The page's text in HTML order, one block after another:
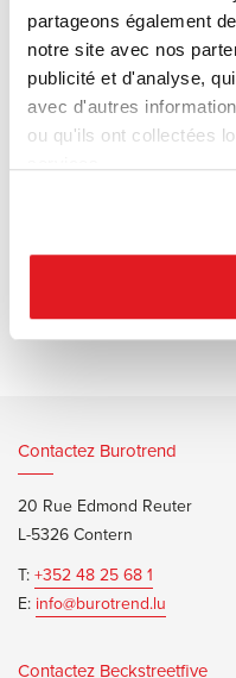
partageons également
notre site avec nos
publicité et d'analyse,
avec d'autres
ou qu'ils ont collectées
Fabricant Moroso
Design Sebastian Herkner
Structure en acier laqué et
Contactez Burotrend
20 Rue Edmond Reuter
L-5326 Contern
T:+352 48 25 68 1
E: info@burotrend.lu
Contactez Beckstreetfive